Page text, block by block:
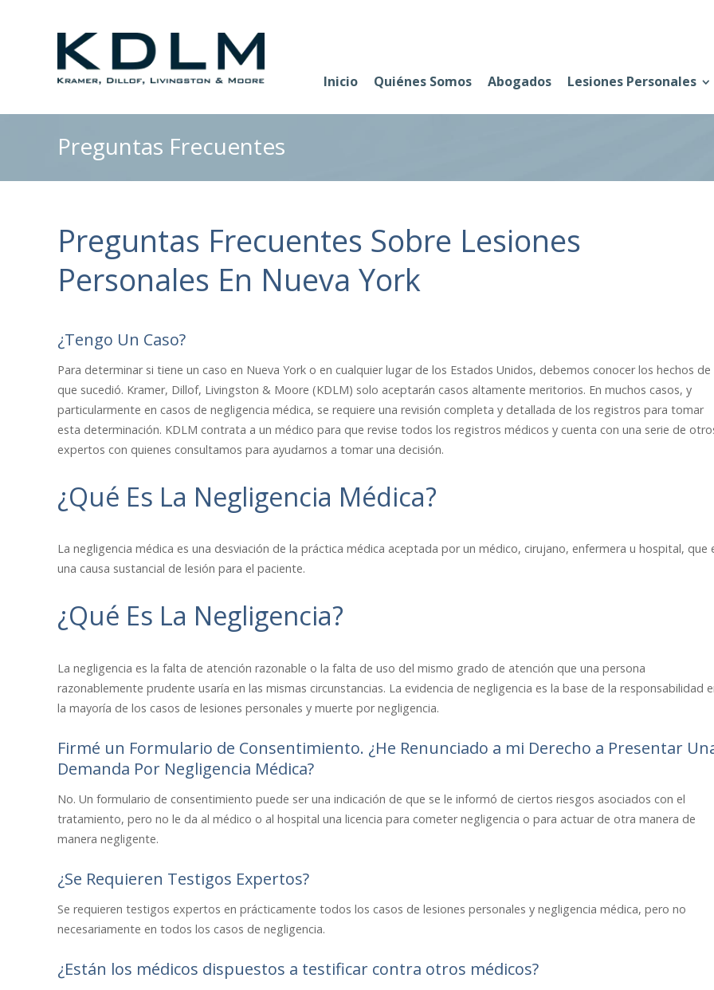
Inicio Quiénes Somos Abogados Lesiones Personales
Preguntas Frecuentes
Preguntas Frecuentes Sobre Lesiones
Personales En Nueva York
¿Tengo Un Caso?
Para determinar si tiene un caso en Nueva York o en cualquier lugar de los Estados Unidos, debemos conocer los hechos de
que sucedió. Kramer, Dillof, Livingston & Moore (KDLM) solo aceptarán casos altamente meritorios. En muchos casos, y
particularmente en casos de negligencia médica, se requiere una revisión completa y detallada de los registros para tomar
esta determinación. KDLM contrata a un médico para que revise todos los registros médicos y cuenta con una serie de
expertos con quienes consultamos para ayudarnos a tomar una decisión.
¿Qué Es La Negligencia Médica?
La negligencia médica es una desviación de la práctica médica aceptada por un médico, cirujano, enfermera u hospital, que
una causa sustancial de lesión para el paciente.
¿Qué Es La Negligencia?
La negligencia es la falta de atención razonable o la falta de uso del mismo grado de atención que una persona
razonablemente prudente usaría en las mismas circunstancias. La evidencia de negligencia es la base de la responsabilidad
la mayoría de los casos de lesiones personales y muerte por negligencia.
Firmé un Formulario de Consentimiento. ¿He Renunciado a mi Derecho a Presentar
Demanda Por Negligencia Médica?
No. Un formulario de consentimiento puede ser una indicación de que se le informó de ciertos riesgos asociados con el
tratamiento, pero no le da al médico o al hospital una licencia para cometer negligencia o para actuar de otra manera de
manera negligente.
¿Se Requieren Testigos Expertos?
Se requieren testigos expertos en prácticamente todos los casos de lesiones personales y negligencia médica, pero no
necesariamente en todos los casos de negligencia.
¿Están los médicos dispuestos a testificar contra otros médicos?